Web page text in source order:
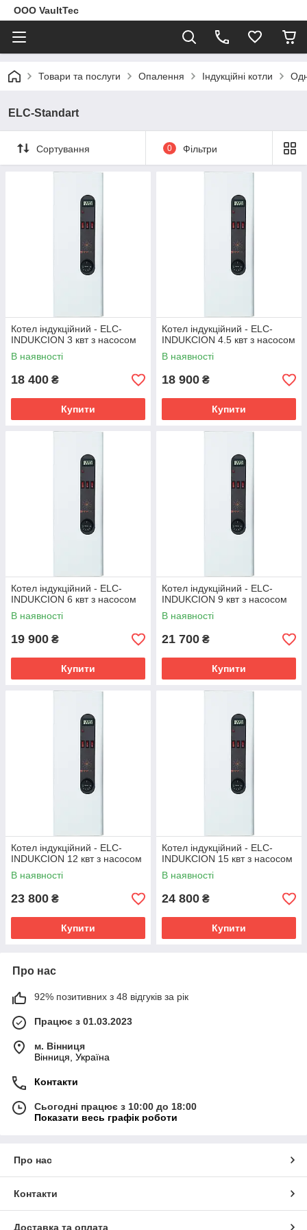
ООО VaultTec
Товари та послуги Опалення Індукційні котли
ELC-Standart
Сортування 0 Фільтри
Котел індукційний - ELC-
INDUKCION 3 квт з насосом
В наявності
18 400 ₴
Купити
Котел індукційний - ELC-
INDUKCION 4.5 квт з насосом
В наявності
18 900 ₴
Купити
Котел індукційний - ELC-
INDUKCION 6 квт з насосом
В наявності
19 900 ₴
Купити
Котел індукційний - ELC-
INDUKCION 9 квт з насосом
В наявності
21 700 ₴
Купити
Котел індукційний - ELC-
INDUKCION 12 квт з насосом
В наявності
23 800 ₴
Купити
Котел індукційний - ELC-
INDUKCION 15 квт з насосом
В наявності
24 800 ₴
Купити
Про нас
92% позитивних з 48 відгуків за рік
Працює з 01.03.2023
м. Вінниця
Вінниця, Україна
Контакти
Сьогодні працює з 10:00 до 18:00
Показати весь графік роботи
Про нас
Контакти
Доставка та оплата